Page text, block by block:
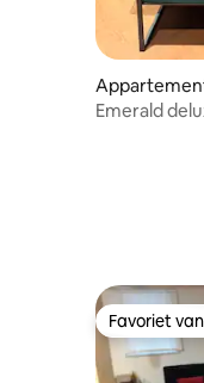
Emerald
Favoriet
Favoriet